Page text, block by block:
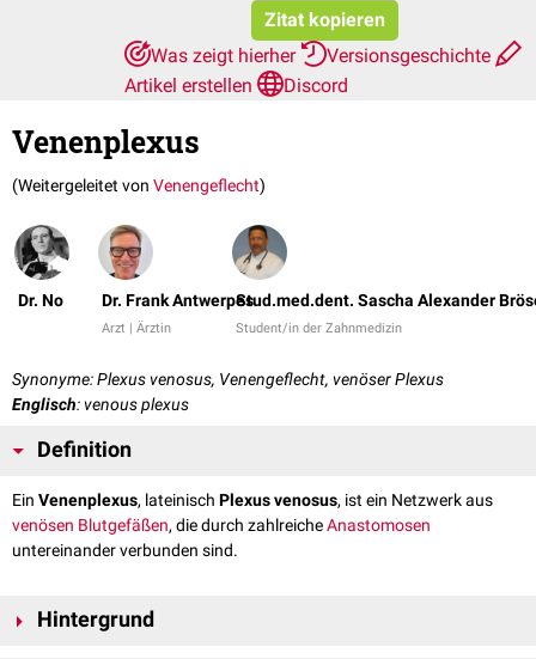
Zitat kopieren
Was zeigt hierher
Versionsgeschichte
Artikel erstellen
Discord
Venenplexus
(Weitergeleitet von Venengeflecht)
Dr. No Dr. Frank Antwerpes
Arzt | Ärztin
Stud.med.dent. Sascha Alexander
Student/in der Zahnmedizin
Synonyme: Plexus venosus, Venengeflecht, venöser Plexus
Englisch: venous plexus
Definition
Ein Venenplexus, lateinisch Plexus venosus, ist ein Netzwerk aus
venösen Blutgefäßen, die durch zahlreicheAnastomosen
untereinander verbunden sind.
Hintergrund